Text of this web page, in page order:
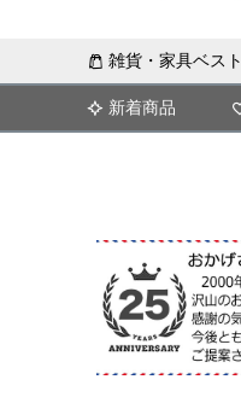
雑貨・家具ベスト
新着商品